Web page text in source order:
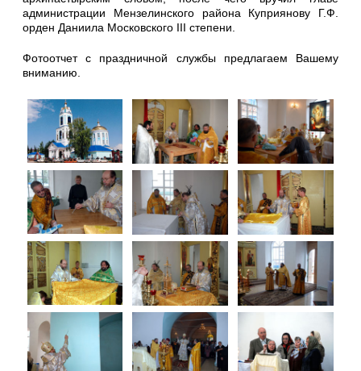
администрации Мензелинского района Куприянову Г.Ф.
орден Даниила Московского III степени.
Фотоотчет с праздничной службы предлагаем Вашему
вниманию.